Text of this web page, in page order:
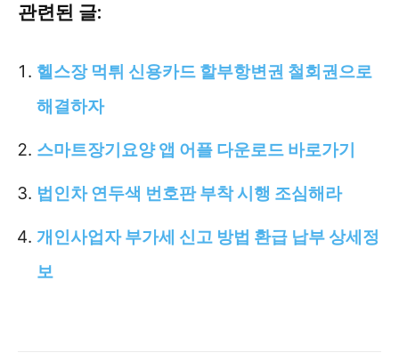
관련된 글:
헬스장 먹튀 신용카드 할부항변권 철회권으로
해결하자
스마트장기요양 앱 어플 다운로드 바로가기
법인차 연두색 번호판 부착 시행 조심해라
개인사업자 부가세 신고 방법 환급 납부 상세정
보